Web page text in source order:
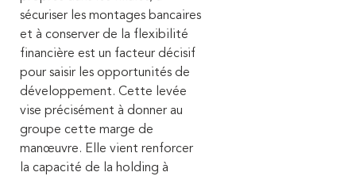
sécuriser les montages bancaires
et à conserver de la flexibilité
financière est un facteur décisif
pour saisir les opportunités de
développement. Cette levée
vise précisément à donner au
groupe cette marge de
manœuvre. Elle vient renforcer
la capacité de la holding à